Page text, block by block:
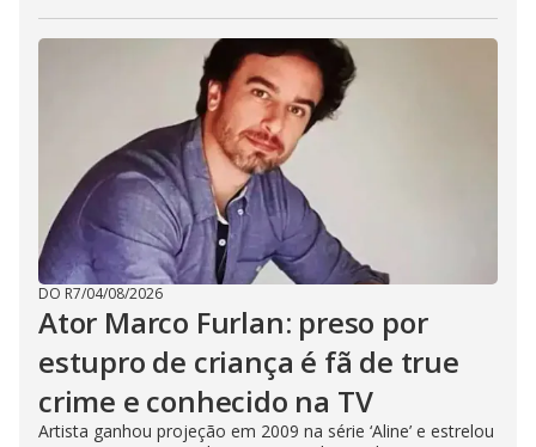
DO R7/04/08/2026
Ator Marco Furlan: preso por
estupro de criança é fã de true
crime e conhecido na TV
Artista ganhou projeção em 2009 na série ‘Aline’ e estrelou